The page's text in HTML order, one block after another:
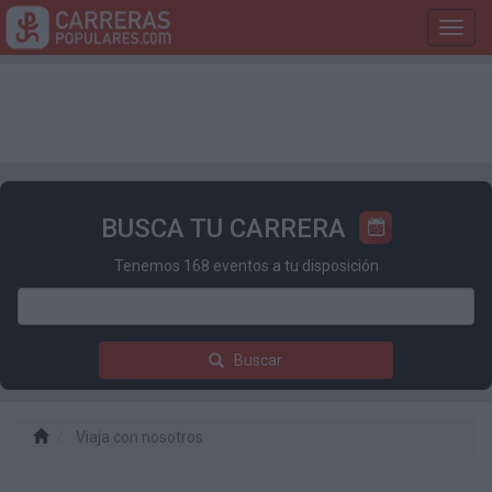
BUSCA TU CARRERA
Tenemos 168 eventos a tu disposición
Buscar
Viaja con nosotros